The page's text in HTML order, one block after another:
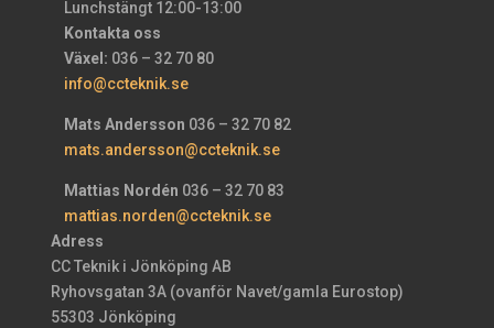
Lunchstängt 12:00-13:00
Kontakta oss
Växel: 036 – 32 70 80
info@ccteknik.se
Mats Andersson 036 – 32 70 82
mats.andersson@ccteknik.se
Mattias Nordén 036 – 32 70 83
mattias.norden@ccteknik.se
Adress
CC Teknik i Jönköping AB
Ryhovsgatan 3A (ovanför Navet/gamla Eurostop)
55303 Jönköping